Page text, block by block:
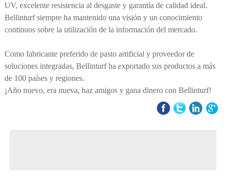
UV, excelente resistencia al desgaste y garantía de calidad ideal.
Bellinturf siempre ha mantenido una visión y un conocimiento
continuos sobre la utilización de la información del mercado.
Como fabricante preferido de pasto artificial y proveedor de
soluciones integradas, Bellinturf ha exportado sus productos a más
de 100 países y regiones.
¡Año nuevo, era nueva, haz amigos y gana dinero con Bellinturf!